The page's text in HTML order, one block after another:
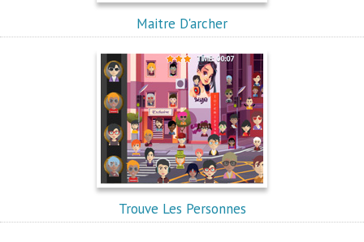
Maitre D'archer
Trouve Les Personnes